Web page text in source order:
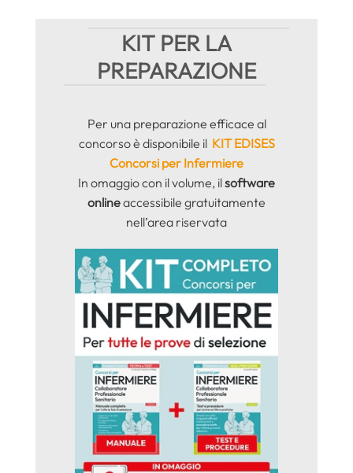
KIT PER LA
PREPARAZIONE
Per una preparazione efficace al
concorso è disponibile il KIT EDISES
Concorsi per Infermiere
In omaggio con il volume, ilsoftware
onlineaccessibile gratuitamente
nell’area riservata